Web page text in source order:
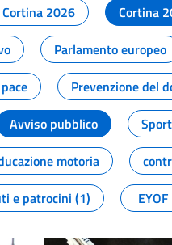
2026 Cortina
Parlamento europeo
Prevenzione del
Avviso pubblico
motoria
e patrocini (1)